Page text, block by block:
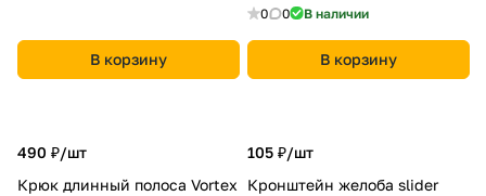
В корзину
0 0 В наличии
В корзину
490 ₽/шт
Крюк длинный полоса Vortex
105 ₽/шт
Кронштейн желоба slider